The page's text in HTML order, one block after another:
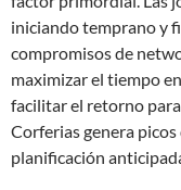
iniciando temprano y
compromisos de
maximizar el tiempo
facilitar el retorno para
Corferias genera picos
planificación